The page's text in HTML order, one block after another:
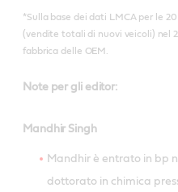
*Sulla base dei dati LMCA per le
(vendite totali di nuovi veicoli) nel
fabbrica delle OEM.
Note per gli editor:
Mandhir Singh
Mandhir è entrato in bp
dottorato in chimica